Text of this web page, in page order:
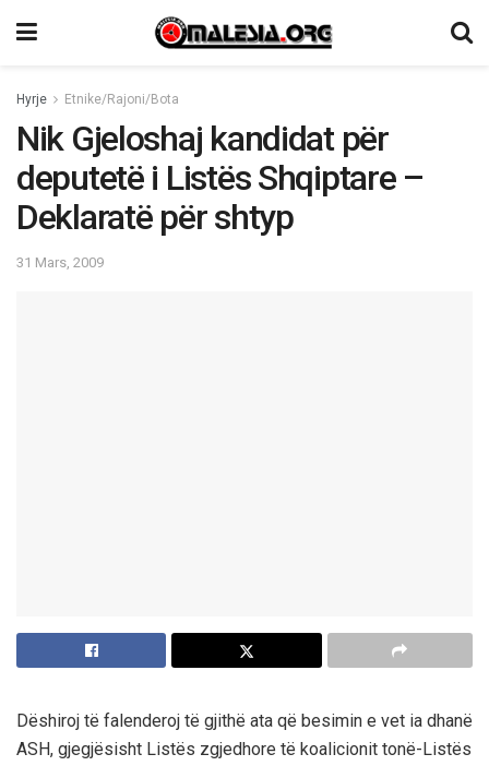
Hyrje Etnike/Rajoni/Bota
Nik Gjeloshaj kandidat për
deputetë i Listës Shqiptare –
Deklaratë për shtyp
31 Mars, 2009
Dëshiroj të falenderoj të gjithë ata që besimin e vet ia dhanë
ASH, gjegjësisht Listës zgjedhore të koalicionit tonë-Listës